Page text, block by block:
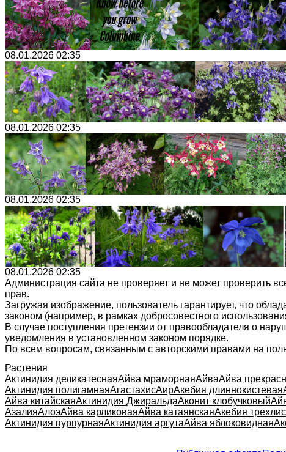
08.01.2026 02:35
08.01.2026 02:35
08.01.2026 02:35
08.01.2026 02:35
Администрация сайта не проверяет и не может проверить
прав.
Загружая изображение, пользователь гарантирует, что
законом (например, в рамках добросовестного
В случае поступления претензии от правообладателя о
уведомления в установленном законом порядке.
По всем вопросам, связанным с авторскими правами на
Растения
Актинидия деликатеснаяАйва мраморнаяАйваАйва
Актинидия полигамнаяАгастахисАирАкебия длиннокистевая
Айва китайскаяАктинидия ДжиральдаАконит клобучковый
АзалияАлоэАйва карликоваяАйва катаянскаяАкебия
Актинидия пурпурнаяАктинидия аргутаАйва яблоковидная